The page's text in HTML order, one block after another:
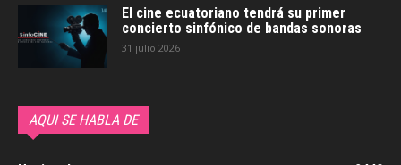
El cine ecuatoriano tendrá su primer
concierto sinfónico de bandas sonoras
31 julio 2026
AQUI SE HABLA DE